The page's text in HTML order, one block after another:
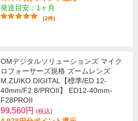
発送目安：1ヶ月
(2件)
OMデジタルソリューションズ マイク
ロフォーサーズ規格 ズームレンズ
M.ZUIKO DIGITAL【標準/ED 12-
40mm/F2.8/PROII】 ED12-40mm-
F28PROII
99,560円 (税込)